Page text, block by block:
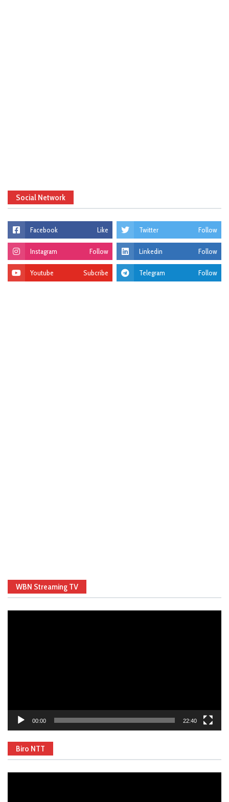
Social Network
Facebook Like Twitter Follow
Instagram Follow Linkedin Follow
Youtube Subcribe Telegram Follow
WBN Streaming TV
00:00 22:40
Biro NTT